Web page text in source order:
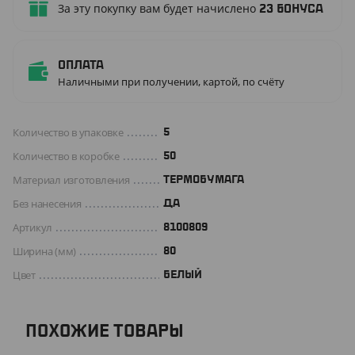
За эту покупку вам будет начислено 23 бонуса
Оплата
Наличными при получении, картой, по счёту
Количество в упаковке 5
Количество в коробке 50
Материал изготовления ТЕРМОБУМАГА
Без нанесения ДА
Артикул 8100809
Ширина (мм) 80
Цвет БЕЛЫЙ
ПОХОЖИЕ ТОВАРЫ